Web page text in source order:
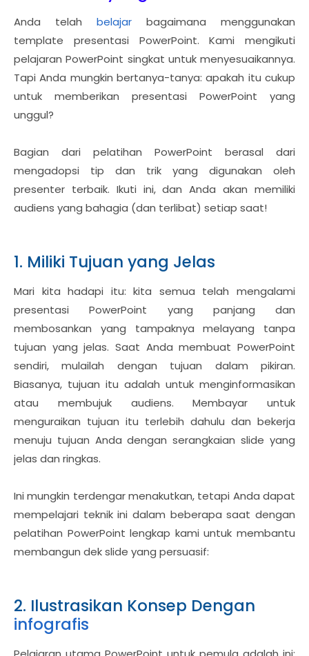
Anda telah belajar bagaimana menggunakan
template presentasi PowerPoint. Kami mengikuti
pelajaran PowerPoint singkat untuk menyesuaikannya.
Tapi Anda mungkin bertanya-tanya: apakah itu cukup
untuk memberikan presentasi PowerPoint yang
unggul?
Bagian dari pelatihan PowerPoint berasal dari
mengadopsi tip dan trik yang digunakan oleh
presenter terbaik. Ikuti ini, dan Anda akan memiliki
audiens yang bahagia (dan terlibat) setiap saat!
1. Miliki Tujuan yang Jelas
Mari kita hadapi itu: kita semua telah mengalami
presentasi PowerPoint yang panjang dan
membosankan yang tampaknya melayang tanpa
tujuan yang jelas. Saat Anda membuat PowerPoint
sendiri, mulailah dengan tujuan dalam pikiran.
Biasanya, tujuan itu adalah untuk menginformasikan
atau membujuk audiens. Membayar untuk
menguraikan tujuan itu terlebih dahulu dan bekerja
menuju tujuan Anda dengan serangkaian slide yang
jelas dan ringkas.
Ini mungkin terdengar menakutkan, tetapi Anda dapat
mempelajari teknik ini dalam beberapa saat dengan
pelatihan PowerPoint lengkap kami untuk membantu
membangun dek slide yang persuasif:
2. Ilustrasikan Konsep Dengan
infografis